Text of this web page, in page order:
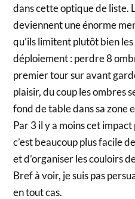
dans cette optique de liste.
deviennent une énorme
qu’ils limitent plutôt bien
déploiement : perdre 8
premier tour sur avant
plaisir, du coup les ombres
fond de table dans sa zone
Par 3 il y a moins cet
c’est beaucoup plus facile
et d’organiser les couloirs
Bref à voir, je suis pas
en tout cas.